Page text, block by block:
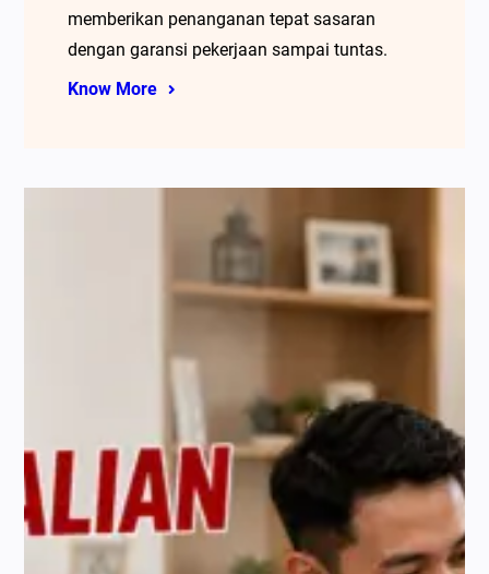
memberikan penanganan tepat sasaran
dengan garansi pekerjaan sampai tuntas.
Know More